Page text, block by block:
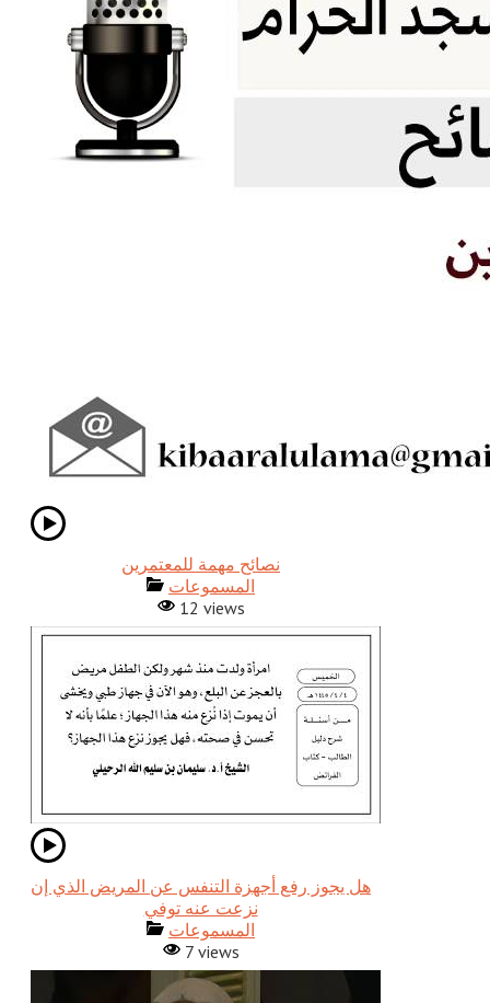
نصائح مهمة للمعتمرين
المسموعات
12 views
هل يجوز رفع أجهزة التنفس عن المريض الذي إن
نزعت عنه توفي
المسموعات
7 views